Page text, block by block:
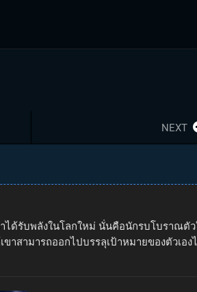
NEXT
าได้รับพลังในโลกใหม่ นั่นคือนักรบโบราณ
สามารถออกไปบรรลุเป้าหมายของตัวเอ